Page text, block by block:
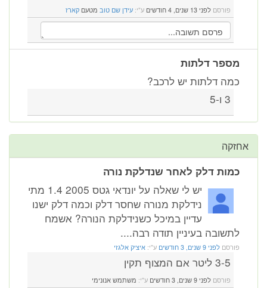
פורסם לפני 13 שנים, 4 חודשים ע"י: עידן שם טוב מטעם קארז
מספר דלתות
כמה דלתות יש לרכב?
3 ו-5
אחזקה
כמות דלק לאחר שנדלקת נורה
יש לי שאלה על יונדאי גטס 2005 1.4 מתי
נידלקת מנורה שחסר דלק וכמה דלק ישנו
עדיין במיכל כשנידלקת הנורה? אשמח
לתשובה בעיניין תודה רבה....
פורסם לפני 9 שנים, 3 חודשים ע"י: איציק אלגזי
3-5 ליטר אם המצוף תקין
פורסם לפני 9 שנים, 3 חודשים ע"י: משתמש אנונימי